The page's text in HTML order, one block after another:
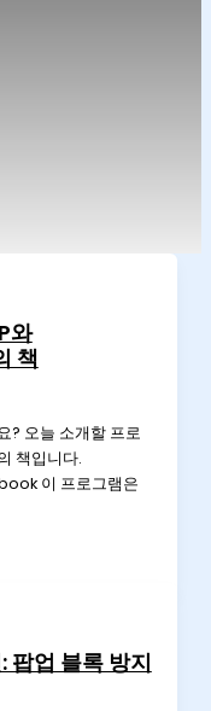
와
책
? 오늘 소개할 프로
책입니다.
이 프로그램은
팝업 블록 방지